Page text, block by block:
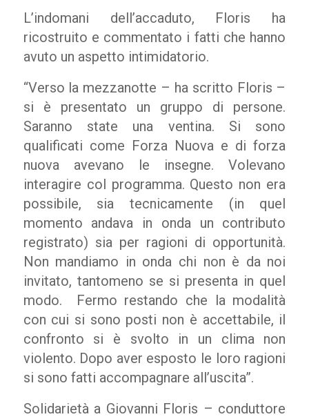
L’indomani dell’accaduto, Floris ha
ricostruito e commentato i fatti che hanno
avuto un aspetto intimidatorio.
“Verso la mezzanotte – ha scritto Floris –
si è presentato un gruppo di persone.
Saranno state una ventina. Si sono
qualificati come Forza Nuova e di forza
nuova avevano le insegne. Volevano
interagire col programma. Questo non era
possibile, sia tecnicamente (in quel
momento andava in onda un contributo
registrato) sia per ragioni di opportunità.
Non mandiamo in onda chi non è da noi
invitato, tantomeno se si presenta in quel
modo. Fermo restando che la modalità
con cui si sono posti non è accettabile, il
confronto si è svolto in un clima non
violento. Dopo aver esposto le loro ragioni
si sono fatti accompagnare all’uscita”.
Solidarietà a Giovanni Floris – conduttore